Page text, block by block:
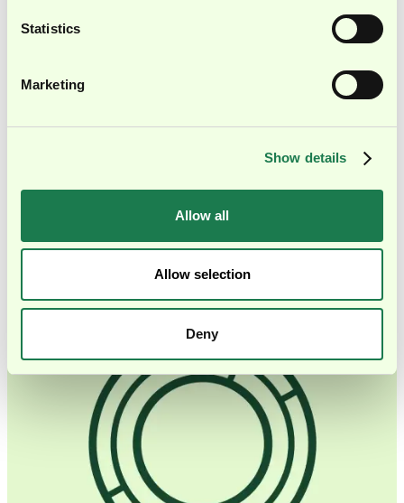
Statistics
Marketing
Show details
Allow all
Allow selection
Deny
...und das Gyroskop?
hinter unserer Bildmarke
Je schneller das Gyroskop sich dreht, desto stabiler
stabilisieren Unternehmen, ohne ihnen die
Geschwindigkeit zu nehmen, die sie zum Wachsen
Finanzielle Klarheit verstehen wir als Voraussetzung für